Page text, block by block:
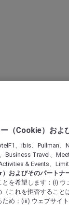
す
る
（Cookie）およ
、ibis、Pullman
Business Travel、
& Events、
）およびそのパートナ
とを希望します：(i)
（これを拒否すること
ため；(iii) ウェブサイ